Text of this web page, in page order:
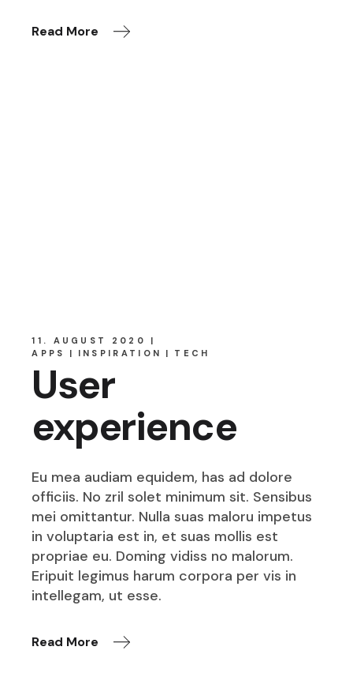
Read More
11. AUGUST 2020
APPS
INSPIRATION TECH
User
experience
Eu mea audiam equidem, has ad dolore
officiis. No zril solet minimum sit. Sensibus
mei omittantur. Nulla suas maloru impetus
in voluptaria est in, et suas mollis est
propriae eu. Doming vidiss no malorum.
Eripuit legimus harum corpora per vis in
intellegam, ut esse.
Read More